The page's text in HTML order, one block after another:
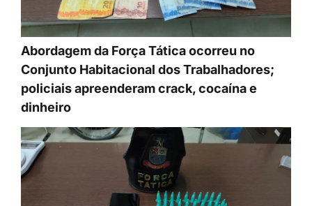
Abordagem da Força Tática ocorreu no
Conjunto Habitacional dos Trabalhadores;
policiais apreenderam crack, cocaína e
dinheiro